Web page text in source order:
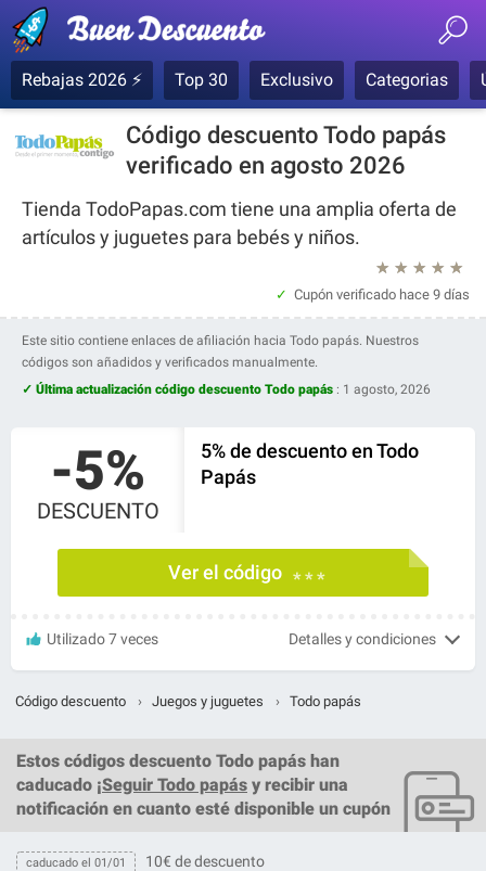
Rebajas 2026 ⚡ Top 30 Exclusivo Categorias
Código descuento Todo papás
verificado en agosto 2026
Tienda TodoPapas.com tiene una amplia oferta de
artículos y juguetes para bebés y niños.
★
★
★
★
★
Cupón verificado hace 9 días
Este sitio contiene enlaces de afiliación hacia Todo papás. Nuestros
códigos son añadidos y verificados manualmente.
✓ Última actualización código descuento Todo papás : 1 agosto, 2026
-5%
DESCUENTO
5% de descuento en Todo
Papás
Ver el código * * *
Utilizado 7 veces Detalles y condiciones
Código descuento › Juegos y juguetes › Todo papás
Estos códigos descuento Todo papás han
caducado ¡Seguir Todo papás y recibir una
notificación en cuanto esté disponible un cupón
caducado el 01/01 10€ de descuento